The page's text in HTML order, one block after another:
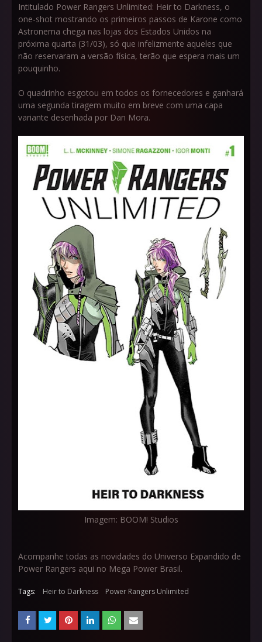
Intitulado Power Rangers Unlimited: Heir to Darkness, o
one-shot mostrando os primeiros passos de Karone como
Astronema chega nas lojas dos Estados Unidos na
próxima quarta (31/03), só que infelizmente aqueles que
não reservaram a versão física, terão que espera mais um
pouquinho.
O quadrinho esgotou em todos os fornecedores e ganhará
uma segunda tiragem muito em breve com uma capa
variante desenhada por Dan Mora.
Imagem: BOOM! Studios
Acompanhe todas as novidades do Universo Expandido de
Power Rangers aqui no Mega Power Brasil.
Tags: Heir to Darkness Power Rangers Unlimited